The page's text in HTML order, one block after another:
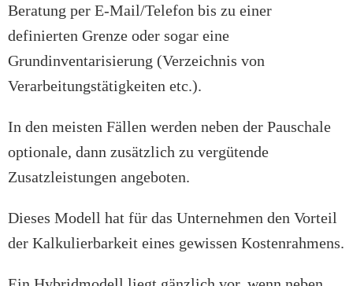
Beratung per E-Mail/Telefon bis zu einer
definierten Grenze oder sogar eine
Grundinventarisierung (Verzeichnis von
Verarbeitungstätigkeiten etc.).
In den meisten Fällen werden neben der Pauschale
optionale, dann zusätzlich zu vergütende
Zusatzleistungen angeboten.
Dieses Modell hat für das Unternehmen den Vorteil
der Kalkulierbarkeit eines gewissen Kostenrahmens.